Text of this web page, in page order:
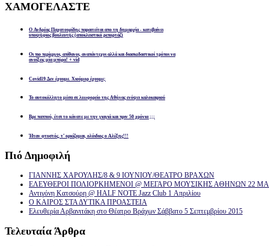
ΧΑΜΟΓΕΛΑΣΤΕ
Ο Ανδρέας Παχατουρίδης παραιτείται απο τη δημαρχία - κατεβαίνει
υποψήφιος βουλευτής (αποκλειστικό ρεπορτάζ)
Οι πιο περίεργοι, απίθανοι, αναπάντεχοι αλλά και διασκεδαστικοί τρόποι να
ανοίξεις μία μπύρα! + vid
Covid19 Δεν έχουμε. Χιούμορ έχουμε;
Το αυτοκόλλητο μέσα σε λεωφορείο της Αθήνας ενόψει καλοκαιριού
Βρε παππού, έτσι το κάνατε με την γιαγιά και πριν 50 χρόνια ;;;
Ήταν φτυστός, τ’ ορκίζομαι, ολόιδιος ο Αλέξης!!!
Πιό Δημοφιλή
ΓΙΑΝΝΗΣ ΧΑΡΟΥΛΗΣ/8 & 9 ΙΟΥΝΙΟΥ/ΘΕΑΤΡΟ ΒΡΑΧΩΝ
ΕΛΕΥΘΕΡΟΙ ΠΟΛΙΟΡΚΗΜΕΝΟΙ @ ΜΕΓΑΡΟ ΜΟΥΣΙΚΗΣ ΑΘΗΝΩΝ 22
Αντιγόνη Κατσούρη @ HALF NOTE Jazz Club 1 Απριλίου
Ο ΚΑΙΡΟΣ ΣΤΑ ΔΥΤΙΚΑ ΠΡΟΑΣΤΕΙΑ
Ελευθερία Αρβανιτάκη στο Θέατρο Βράχων Σάββατο 5 Σεπτεμβρίου 2015
Τελευταία Άρθρα